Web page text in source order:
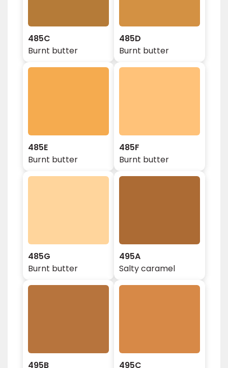
485C
Burnt butter
485D
Burnt butter
485E
Burnt butter
485F
Burnt butter
485G
Burnt butter
495A
Salty caramel
495B 495C